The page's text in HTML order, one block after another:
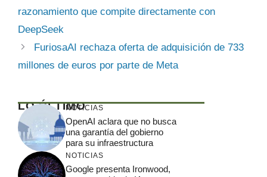
razonamiento que compite directamente con
DeepSeek
FuriosaAI rechaza oferta de adquisición de 733
millones de euros por parte de Meta
LO ÚLTIMONOTICIAS
OpenAI aclara que no busca
una garantía del gobierno
para su infraestructura
NOTICIAS
Google presenta Ironwood,